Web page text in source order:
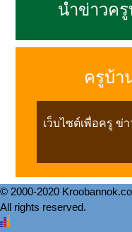
นำข่าวค
ครูบ้า
เว็บไซต์เพื่อครู ข่
© 2000-2020
All rights reserved.